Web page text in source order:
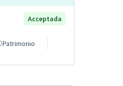
Acceptada
Patrimonio